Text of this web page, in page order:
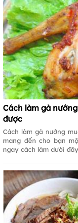
Cách làm gà
được
Cách làm gà nướng
mang đến cho bạn
ngay cách làm dưới